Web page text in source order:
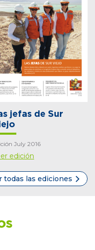
jefas de Sur
July 2016
edición
todas las ediciones